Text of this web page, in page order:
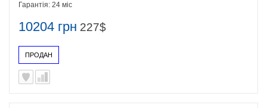
10204 грн 227$
ПРОДАН
Гарантія: 24 міс